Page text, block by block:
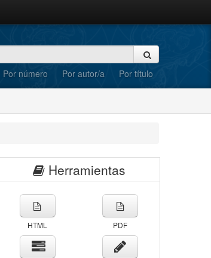
Por número Por autor/a Por título
Herramientas
HTML PDF